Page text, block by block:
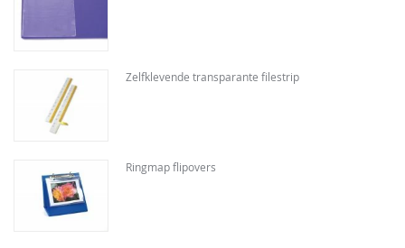
Zelfklevende transparante filestrip
Ringmap flipovers